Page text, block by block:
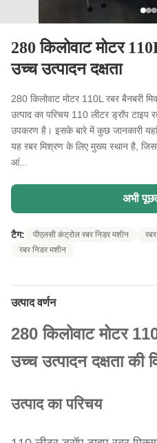
280 किलोवाट मोटर
उच्च उत्पादन दक्षता
280 किलोवाट मोटर 110L रबर बैनबरी
उत्पाद का परिचय 110 लीटर ड्रॉप
उपकरण है। इसके बारे में कुछ जानकारी
यह रबर मिश्रण के लिए मुख्य स्थान है,
आं...
अभी
टैग: पीएलसी कंट्रोल रबर निडर मशीन
रबर निडर मशीन
उत्पाद वर्णन
280 किलोवाट मोटर
उच्च उत्पादन दक्षता की
उत्पाद का परिचय